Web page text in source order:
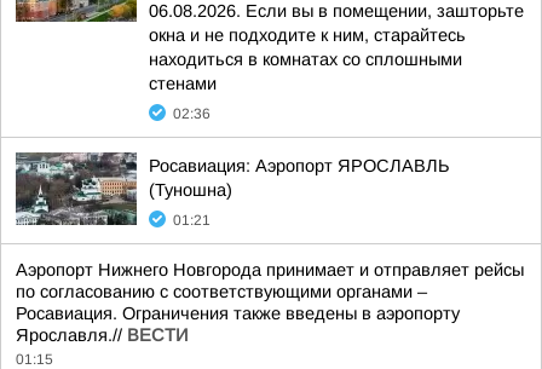
06.08.2026. Если вы в помещении, зашторьте
окна и не подходите к ним, старайтесь
находиться в комнатах со сплошными
стенами
02:36
Росавиация: Аэропорт ЯРОСЛАВЛЬ
(Туношна)
01:21
Аэропорт Нижнего Новгорода принимает и отправляет рейсы
по согласованию с соответствующими органами –
Росавиация. Ограничения также введены в аэропорту
Ярославля.// ВЕСТИ
01:15